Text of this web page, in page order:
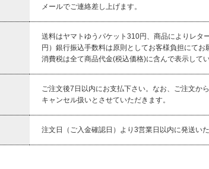
メールでご連絡差し上げます。
送料はヤマトゆうパケット310円、商品によりレ
円）銀行振込手数料は原則としてお客様負担にてお
消費税は全て商品代金(税込価格)に含んで表示してい
ご注文後7日以内にお支払下さい。なお、ご注文か
キャンセル扱いとさせていただきます。
注文日（ご入金確認日）より3営業日以内に発送いた